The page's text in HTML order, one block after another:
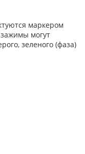
маркером
могут
зеленого (фаза)